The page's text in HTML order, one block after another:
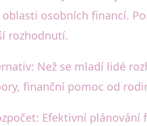
osobních financí.
rozhodnutí.
Než se mladí lidé
finanční pomoc od
Efektivní